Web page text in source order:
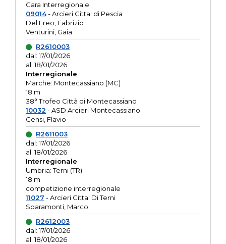
Gara Interregionale
09014- Arcieri Citta' di Pescia
Del Freo, Fabrizio
Venturini, Gaia
R2610003
dal: 17/01/2026
al: 18/01/2026
Interregionale
Marche: Montecassiano (MC)
18 m
38° Trofeo Città di Montecassiano
10032 - ASD Arcieri Montecassiano
Censi, Flavio
R2611003
dal: 17/01/2026
al: 18/01/2026
Interregionale
Umbria: Terni (TR)
18 m
competizione interregionale
11027 - Arcieri Citta' Di Terni
Sparamonti, Marco
R2612003
dal: 17/01/2026
al: 18/01/2026